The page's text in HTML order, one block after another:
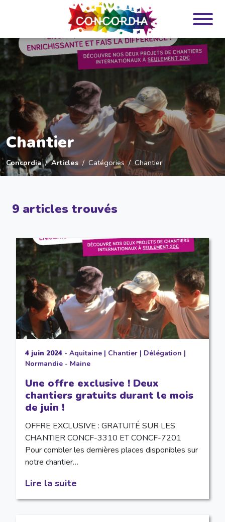
Chantier
Concordia Articles Catégories Chantier
9 articles trouvés
4 juin 2024- Aquitaine| Chantier| Délégation |
Normandie - Maine
Une offre exclusive ! Deux
chantiers gratuits durant le mois
de juin !
OFFRE EXCLUSIVE : GRATUITÉ SUR LES
CHANTIER CONCF-3310 ET CONCF-7201
Pour combler les dernières places disponibles sur
notre chantier…
Lire la suite
Panneau de gestion des cookies